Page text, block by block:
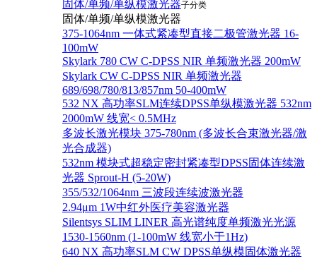
固体/单频/单纵模激光器子分类
固体/单频/单纵模激光器
375-1064nm 一体式紧凑型直接二极管激光器 16-
100mW
Skylark 780 CW C-DPSS NIR 单频激光器 200mW
Skylark CW C-DPSS NIR 单频激光器
689/698/780/813/857nm 50-400mW
532 NX 高功率SLM连续DPSS单纵模激光器 532nm
2000mW 线宽< 0.5MHz
多波长激光模块 375-780nm (多波长合束激光器/激
光合成器)
532nm 模块式超稳定密封紧凑型DPSS固体连续激
光器 Sprout-H (5-20W)
355/532/1064nm 三波段连续波激光器
2.94μm 1W中红外医疗美容激光器
Silentsys SLIM LINER 高光谱纯度单频激光光源
1530-1560nm (1-100mW 线宽小于1Hz)
640 NX 高功率SLM CW DPSS单纵模固体激光器